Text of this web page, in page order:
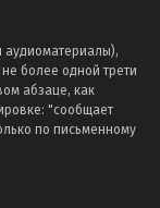
аудиоматериалы),
более одной трети
абзаце, как
"сообщает
по письменному